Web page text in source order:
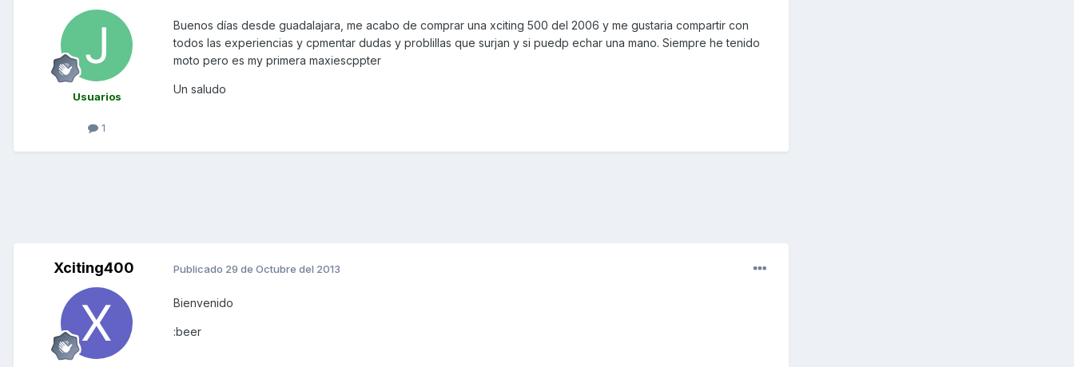
Usuarios
1
Buenos días desde guadalajara, me acabo de comprar una xciting 500 del 2006 y me gustaria compartir con
todos las experiencias y cpmentar dudas y problillas que surjan y si puedp echar una mano. Siempre he tenido
moto pero es my primera maxiescppter
Un saludo
Xciting400 Publicado 29 de Octubre del 2013
Bienvenido
:beer